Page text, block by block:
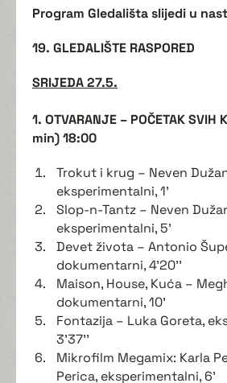
Program Gledališta slijedi u
19. GLEDALIŠTE RASPORED
SRIJEDA 27.5.
1. OTVARANJE – POČETAK SVIH
min) 18:00
Trokut i krug – Neven
eksperimentalni, 1'
Slop-n-Tantz – Neven
eksperimentalni, 5'
Devet života – Antonio
dokumentarni, 4'20''
Maison, House, Kuća –
dokumentarni, 10'
Fontazija – Luka Goreta,
3'37''
Mikrofilm Megamix: Karla
Perica, eksperimentalni, 6'